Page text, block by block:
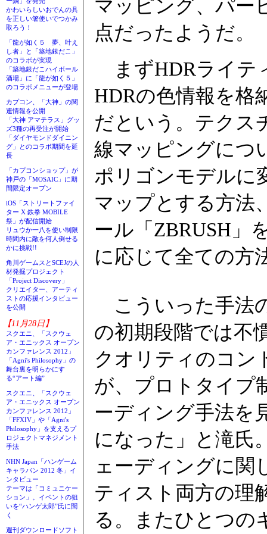
かわいらしいおでんの具
を正しい箸使いでつかみ
取ろう！
「龍が如く５ 夢、叶え
し者」と「築地銀だこ」
のコラボが実現
「築地銀だこハイボール
酒場」に「龍が如く５」
のコラボメニューが登場
カプコン、「大神」の関
連情報を公開
「大神 アマテラス」グッ
ズ3種の再受注が開始
「ダイヤモンドダイニン
グ」とのコラボ期間を延
長
「カプコンショップ」が
神戸の「MOSAIC」に期
間限定オープン
iOS「ストリートファイ
ター X 鉄拳 MOBILE
祭」が配信開始
リュウか一八を使い制限
時間内に敵を何人倒せる
かに挑戦!!
角川ゲームスとSCEJの人
材発掘プロジェクト
「Project Discovery」
クリエイター、アーティ
ストの応援インタビュー
を公開
【11月28日】
スクエニ、「スクウェ
ア・エニックス オープン
カンファレンス 2012」
「Agni's Philosophy」の
舞台裏を明らかにす
る“アート編”
スクエニ、「スクウェ
ア・エニックス オープン
カンファレンス 2012」
「FFXIV」や「Agni's
Philosophy」を支えるプ
ロジェクトマネジメント
手法
NHN Japan「ハンゲーム
キャラバン 2012 冬」イ
ンタビュー
テーマは「コミュニケー
ション」。イベントの狙
いを“ハンゲ太郎”氏に聞
く
週刊ダウンロードソフト
マッピング、パー
点だったようだ。
まずHDRライテ
HDRの色情報を格
だという。テクス
線マッピングにつ
ポリゴンモデルに
マップとする方法
ール「ZBRUSH」
に応じて全ての方
こういった手法
の初期段階では不
クオリティのコン
が、プロトタイプ
ーディング手法を
になった」と滝氏
ェーディングに関
ティスト両方の理
る。またひとつの